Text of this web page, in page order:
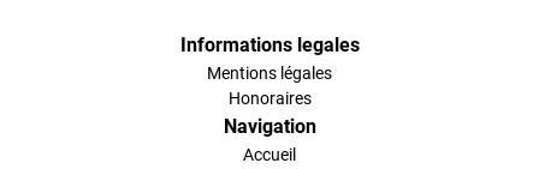
Informations legales
Mentions légales
Honoraires
Navigation
Accueil